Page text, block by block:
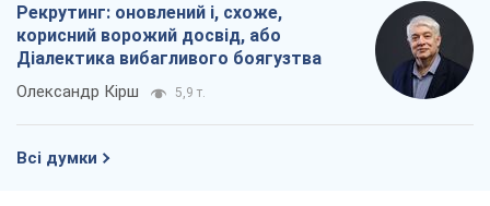
Рекрутинг: оновлений і, схоже,
корисний ворожий досвід, або
Діалектика вибагливого боягузтва
Олександр Кірш 5,9 т.
Всі думки